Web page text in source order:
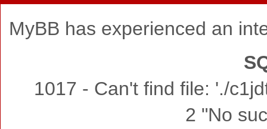
MyBB has experienced an
1017 - Can't find file: './
2 "No